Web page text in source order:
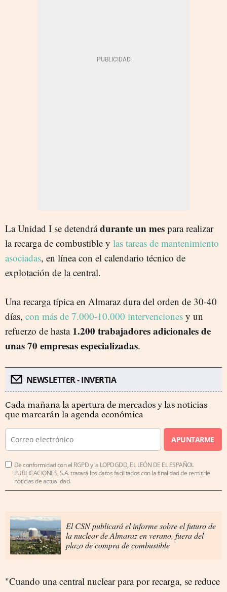
La Unidad I se detendrádurante un mes para realizar
la recarga de combustible y las tareas de mantenimiento
asociadas, en línea con el calendario técnico de
explotación de la central.
Una recarga típica en Almaraz dura del orden de 30-40
días, con más de 7.000-10.000 intervenciones y un
refuerzo de hasta 1.200 trabajadores adicionales de
unas 70 empresas especializadas.
NEWSLETTER - INVERTIA
Cada mañana la apertura de mercados y las noticias
que marcarán la agenda económica
APUNTARME
De conformidad con el RGPD y la LOPDGDD, EL LEÓN DE EL ESPAÑOL
PUBLICACIONES, S.A. tratará los datos facilitados con la finalidad de remitirle
noticias de actualidad.
El CSN publicará el informe sobre el futuro de
la nuclear de Almaraz en verano, fuera del
plazo de compra de combustible
"Cuando una central nuclear para por recarga, se reduce